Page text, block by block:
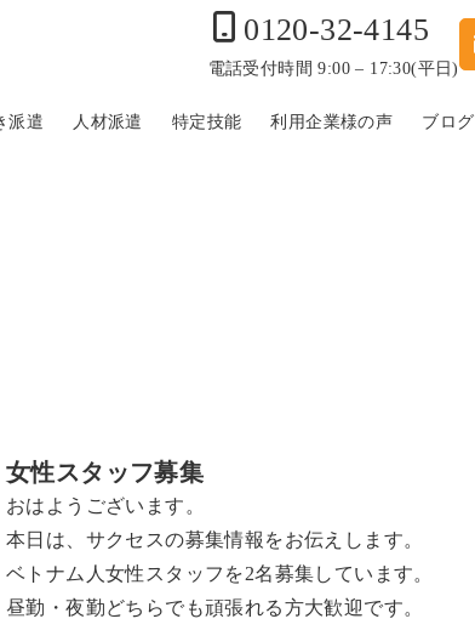
0120-32-4145
電話受付時間 9:00 – 17:30(平日)
派遣 人材派遣 特定技能 利用企業様の声 ブログ
女性スタッフ募集
おはようございます。
本日は、サクセスの募集情報をお伝えします。
ベトナム人女性スタッフを2名募集しています。
昼勤・夜勤どちらでも頑張れる方大歓迎です。